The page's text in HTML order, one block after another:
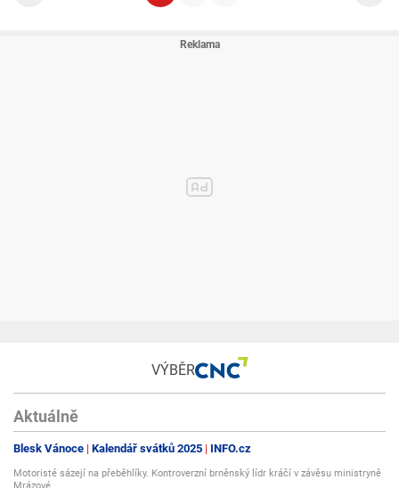
VÝBĚR
Aktuálně
Blesk Vánoce Kalendář svátků 2025 INFO.cz
Motoristé sázejí na přeběhlíky. Kontroverzní brněnský lídr kráčí v závěsu ministryně
Mrázové